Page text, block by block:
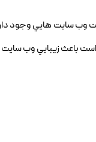
باعث زيبايي وب سايت